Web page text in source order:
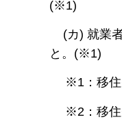
(※1)
(カ) 就業者
と。(※1)
※1：移住
※2：移住